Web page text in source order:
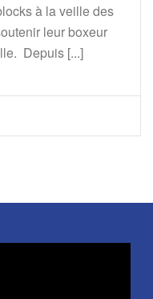
à la veille des
leur boxeur
Depuis [...]